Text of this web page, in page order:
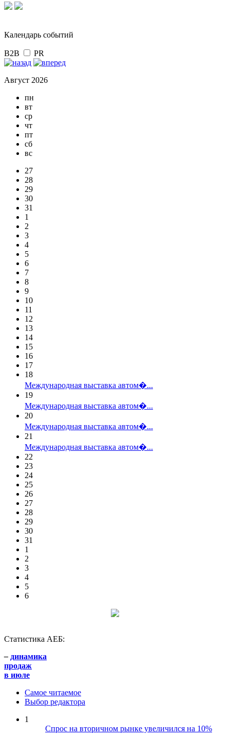
Календарь событий
B2B PR
Август 2026
пн
вт
ср
чт
пт
сб
вс
27
28
29
30
31
1
2
3
4
5
6
7
8
9
10
11
12
13
14
15
16
17
18
Международная выставка автом�...
19
Международная выставка автом�...
20
Международная выставка автом�...
21
Международная выставка автом�...
22
23
24
25
26
27
28
29
30
31
1
2
3
4
5
6
Статистика АЕБ:
– динамика
продаж
в июле
Самое читаемое
Выбор редактора
1
Спрос на вторичном рынке увеличился на 10%